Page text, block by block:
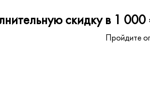
скидку в 1
Пройдите